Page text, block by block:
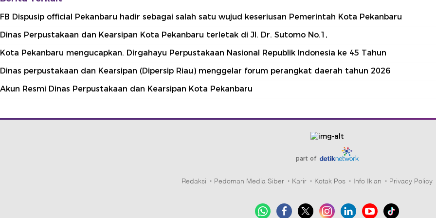
FB Dispusip official Pekanbaru hadir sebagai salah satu wujud keseriusan Pemerintah Kota Pekanbaru
Dinas Perpustakaan dan Kearsipan Kota Pekanbaru terletak di Jl. Dr. Sutomo No.1,
Kota Pekanbaru mengucapkan. Dirgahayu Perpustakaan Nasional Republik Indonesia ke 45 Tahun
Dinas perpustakaan dan Kearsipan (Dipersip Riau) menggelar forum perangkat daerah tahun 2026
Akun Resmi Dinas Perpustakaan dan Kearsipan Kota Pekanbaru
part of
Redaksi Pedoman Media Siber Karir Kotak Pos Info Iklan Privacy Policy